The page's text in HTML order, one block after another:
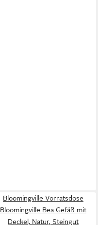
Bloomingville Vorratsdose
Bloomingville Bea Gefäß mit
Deckel, Natur, Steingut